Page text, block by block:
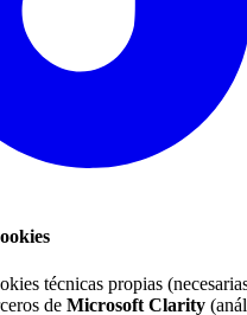
técnicas propias
de Microsoft Clarity